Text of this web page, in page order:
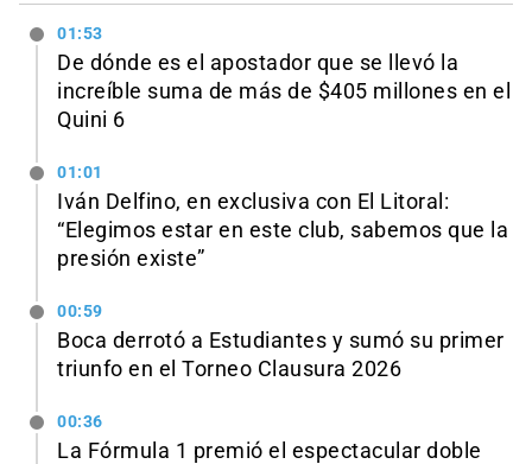
01:53
De dónde es el apostador que se llevó la
increíble suma de más de $405 millones en el
Quini 6
01:01
Iván Delfino, en exclusiva con El Litoral:
“Elegimos estar en este club, sabemos que la
presión existe”
00:59
Boca derrotó a Estudiantes y sumó su primer
triunfo en el Torneo Clausura 2026
00:36
La Fórmula 1 premió el espectacular doble